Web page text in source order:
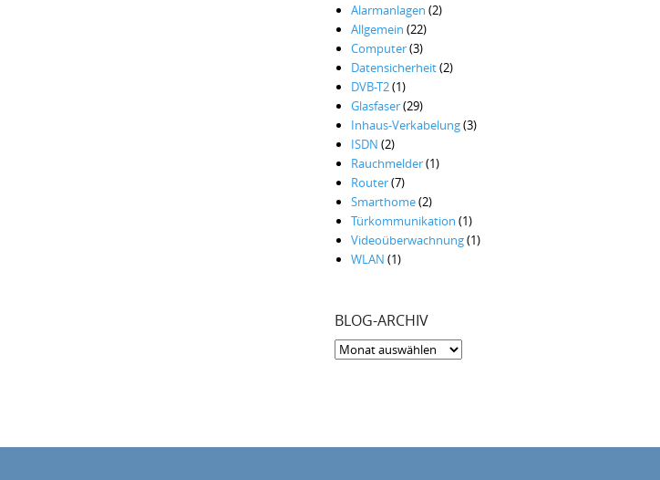
Alarmanlagen (2)
Allgemein (22)
Computer(3)
Datensicherheit(2)
DVB-T2(1)
Glasfaser(29)
Inhaus-Verkabelung(3)
ISDN (2)
Rauchmelder(1)
Router(7)
Smarthome(2)
Türkommunikation (1)
Videoüberwachnung(1)
WLAN (1)
BLOG-ARCHIV
Blog-